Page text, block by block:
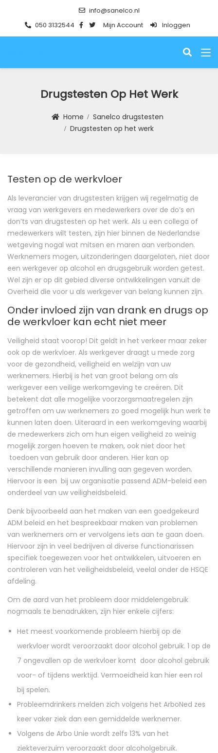
info@sanelco.nl
050 3132544
Mijn Account Inloggen
Drugstesten Op Het Werk
Home
Sanelco drugstesten
Drugstesten op het werk
Testen op de werkvloer
Als leverancier van drugstesten krijgen wij regelmatig de
vraag van werkgevers en medewerkers over de do’s en
don’ts van drugstesten op het werk. Als u een collega of
medewerkers wilt testen, zijn hier binnen de Nederlandse
wetgeving nogal wat mitsen en maren aan verbonden.
Werknemers mogen, uitzonderingen daargelaten, niet door
een werkgever op alcohol en drugsgebruik worden getest.
Wel zijn er op dit gebied diverse ontwikkelingen vanuit de
Overheid die voor u als werkgever van belang kunnen zijn.
Onder invloed zijn van drank en drugs op
de werkvloer kan echt niet meer
Veiligheid staat voorop! Dit geldt in het verkeer maar zeker
ook op de werkvloer. Als werkgever draagt u mede zorg
voor de gezondheid, veiligheid en welzijn van uw
werknemers. Hierbij is het van groot belang om als
werkgever een veilige werkomgeving te creëren. Dit
betekent dat alle mogelijke voorzorgsmaatregelen zijn
getroffen om uw werknemers zo goed mogelijk hun werk te
kunnen laten doen. Uiteraard in een werkomgeving waarbij
de medewerkers zich om hun eigen veiligheid zo weinig
mogelijk zorgen hoeven te maken, ook niet door het
toedoen van gebruik door anderen. Hier kan op
verschillende manieren invulling aan gegeven worden.
Hiervoor is een bij uw organisatie passend ADM-beleid een
onderdeel van uw veiligheidsbeleid.
Denk bijvoorbeeld aan het maken van een goedgekeurd
ADM beleid en het bespreekbaar maken van problemen
van werknemers om er vervolgens iets aan te gaan doen.
Hiervoor zijn in veel bedrijven al diverse functionarissen
specifiek toegewezen voor het ontwikkelen, uitvoeren en
controleren van het veiligheidsbeleid, veelal onder de HSQE
afdeling.
Om de aard van het probleem door middelengebruik
nogmaals te benadrukken, zijn hier enkele cijfers:
Het meest voorkomende probleem hierbij op de
werkvloer wordt veroorzaakt door alcohol gebruik. 1 op de
7 ongevallen op de werkvloer komt door alcohol gebruik
voor- of tijdens werktijd. Vermoeidheid kan hier een rol
bij spelen.
Probleemdrinkers melden zich volgens het ArboNed zes
keer vaker ziek dan een gemiddelde werknemer.
Volgens de Arbo Unie wordt zelfs 13% van het
ziekteverzuim veroorzaakt door alcoholgebruik.